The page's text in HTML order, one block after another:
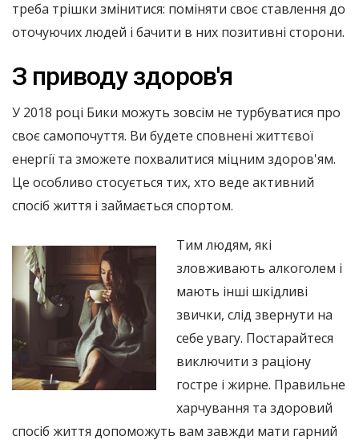
треба трішки змінитися: поміняти своє ставлення до
оточуючих людей і бачити в них позитивні сторони.
З приводу здоров'я
У 2018 році Бики можуть зовсім не турбуватися про
своє самопочуття. Ви будете сповнені життєвої
енергії та зможете похвалитися міцним здоров'ям.
Це особливо стосується тих, хто веде активний
спосіб життя і займається спортом.
Тим людям, які
зловживають алкоголем і
мають інші шкідливі
звички, слід звернути на
себе увагу. Постарайтеся
виключити з раціону
гостре і жирне. Правильне
харчування та здоровий
спосіб життя допоможуть вам завжди мати гарний